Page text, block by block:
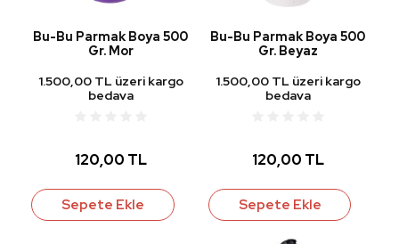
Bu-Bu Parmak Boya 500
Gr. Mor
1.500,00 TL üzeri kargo
bedava
120,00 TL
Sepete Ekle
Bu-Bu Parmak Boya 500
Gr. Beyaz
1.500,00 TL üzeri kargo
bedava
120,00 TL
Sepete Ekle